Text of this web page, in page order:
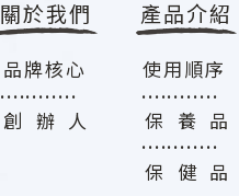
關於我們 產品介紹
品牌核心
創 辦 人
............
使用順序
保 養 品
保 健 品
............
............